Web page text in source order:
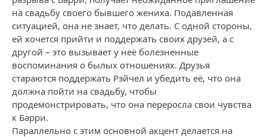
на свадьбу своего бывшего жениха. Подавленная
ситуацией, она не знает, что делать. С одной стороны,
ей хочется прийти и поддержать своих друзей, а с
другой – это вызывает у неё болезненные
воспоминания о былых отношениях. Друзья
стараются поддержать Рэйчел и убедить её, что она
должна пойти на свадьбу, чтобы
продемонстрировать, что она переросла свои чувства
к Барри.
Параллельно с этим основной акцент делается на